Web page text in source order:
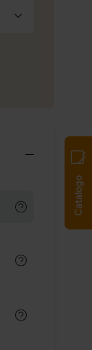
Catalogo